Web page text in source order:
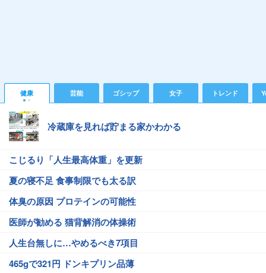
健康 芸能 ゴシップ 女子 トレンド
冷蔵庫を見れば貯まる家かわかる
こじるり「人生最高体重」を更新
夏の寝不足 食事制限でも太る訳
体臭の原因 プロテインの可能性
医師が勧める 猫背解消の体操術
人生台無しに…やめるべき7項目
465gで321円 ドンキプリン品薄